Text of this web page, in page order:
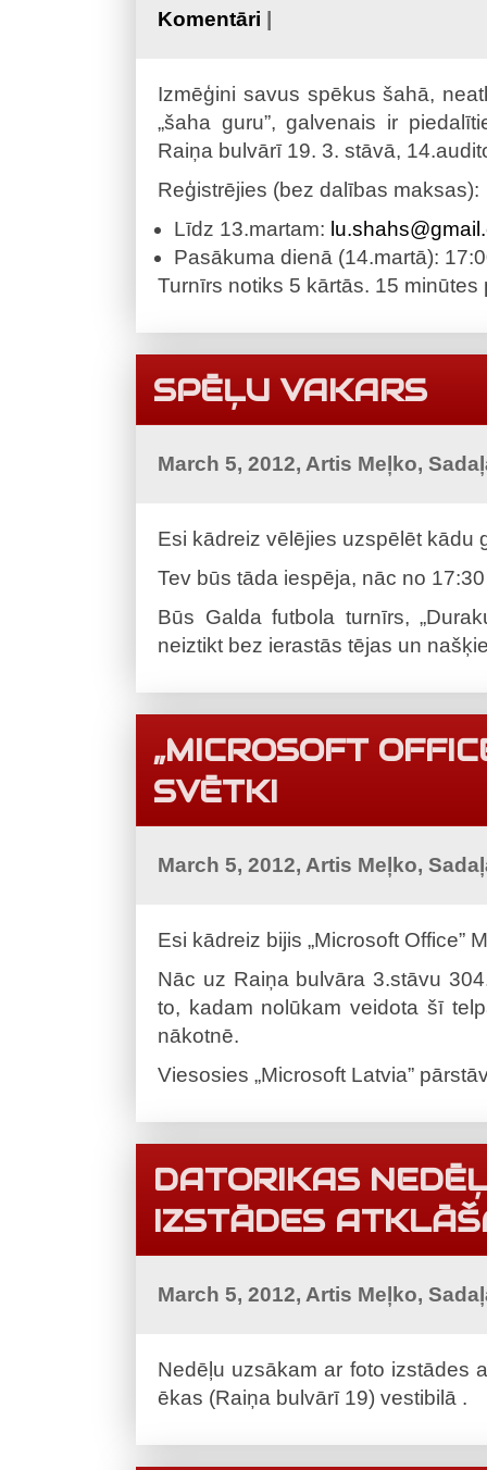
Komentāri
Izmēģini savus spēkus šahā,
„šaha guru”, galvenais ir
Raiņa bulvārī 19. 3. stāvā,
Reģistrējies (bez dalības maksas):
Līdz 13.martam:
Pasākuma dienā (14.martā):
Turnīrs notiks 5 kārtās. 15
SPĒĻU VAKARS
March 5, 2012, Artis Meļko,
Esi kādreiz vēlējies uzspēlēt kādu
Tev būs tāda iespēja, nāc no
Būs Galda futbola turnīrs,
neiztikt bez ierastās tējas un
„MICROSOFT
SVĒTKI
March 5, 2012, Artis Meļko,
Esi kādreiz bijis „Microsoft Office”
Nāc uz Raiņa bulvāra 3.stāvu
to, kadam nolūkam veidota šī
nākotnē.
Viesosies „Microsoft Latvia”
DATORIKAS
IZSTĀDES
March 5, 2012, Artis Meļko,
Nedēļu uzsākam ar foto izstādes
ēkas (Raiņa bulvārī 19) vestibilā .